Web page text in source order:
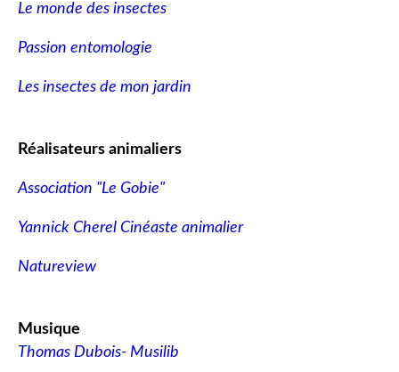
Le monde des insectes
Passion entomologie
Les insectes de mon jardin
Réalisateurs animaliers
Association "Le Gobie"
Yannick Cherel Cinéaste animalier
Natureview
Musique
Thomas Dubois- Musilib